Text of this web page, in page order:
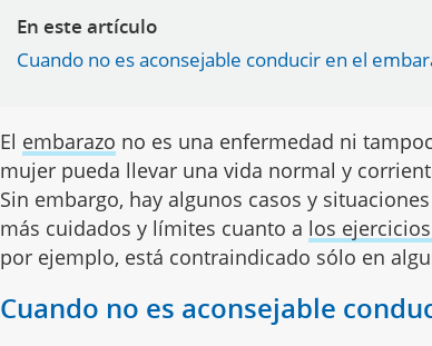
En este artículo
Cuando no es aconsejable conducir en el
El embarazo no es una enfermedad ni
mujer pueda llevar una vida normal y
Sin embargo, hay algunos casos y
más cuidados y límites cuanto a los
por ejemplo, está contraindicado sólo en
Cuando no es aconsejable